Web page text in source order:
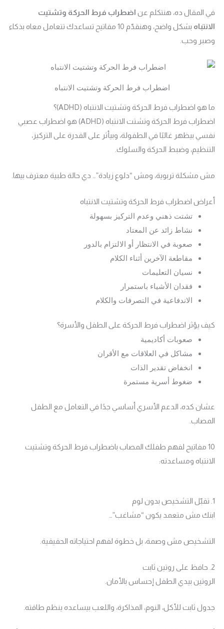
في المقال ده، هنتكلم عن اضطراب فرط الحركة وتشتيت
الانتباه
بشكل واضح، وهنقدّم 10 مفاتيح تساعدك تتعامل معاه بذكاء
وصبر وحب.
اضطراب فرط الحركة وتشتيت الانتباه
ما هو اضطراب فرط الحركة وتشتيت الانتباه (ADHD)؟
اضطراب فرط الحركة وتشتت الانتباه (ADHD) هو اضطراب عصبي
نفسي بيظهر غالبًا في الطفولة، وبيأثر على القدرة على التركيز،
التنظيم، وضبط الحركة والسلوك.
مش مشكلة تربوية، ومش “دلوع زيادة”… دي حالة طبية معترف بيها.
أعراض اضطراب فرط الحركة وتشتيت الانتباه
تشتت ذهني وعدم التركيز بسهولة
نشاط زائد عن المعتاد
صعوبة في الانتظار أو الالتزام بالدور
مقاطعة الآخرين أثناء الكلام
نسيان التعليمات
فقدان الأشياء باستمرار
الاندفاعية في التصرفات والكلام
كيف يؤثر اضطراب فرط الحركة على الطفل والأسرة؟
صعوبات أكاديمية
مشاكل في العلاقات مع الأقران
انخفاض تقدير الذات
ضغوط أسرية مستمرة
عشان كده، الدعم الأسري أساسي جدًا في التعامل مع الطفل
المصاب.
10 مفاتيح لفهم طفلك المصاب باضطراب فرط الحركة وتشتيت
الانتباه ومساعدته:
1. تقبّل التشخيص بدون لوم
ابنك مش متعمد يكون “مشاغب”…
التشخيص مش وصمة، بل خطوة لفهم احتياجاته الحقيقية.
2. حافظ على روتين ثابت
الروتين بيدي الطفل إحساس بالأمان.
جدول ثابت للأكل، النوم، المذاكرة، واللعب بيساعده ينظم طاقته.